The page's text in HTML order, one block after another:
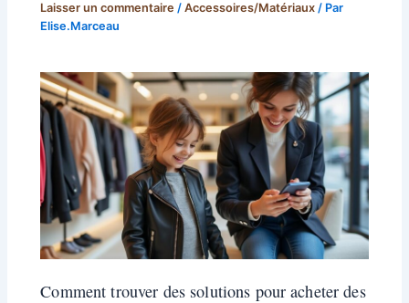
Laisser un commentaire /Accessoires/Matériaux / Par
Elise.Marceau
Comment trouver des solutions pour acheter des